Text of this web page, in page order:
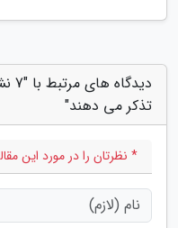
تذکر می دهند"
* نظرتان را در مورد این